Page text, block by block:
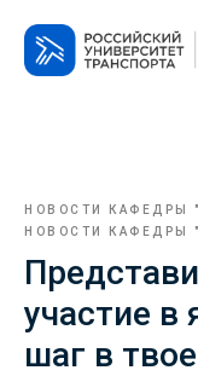
НОВОСТИ КАФЕДРЫ
НОВОСТИ КАФЕДРЫ
участие в
шаг в